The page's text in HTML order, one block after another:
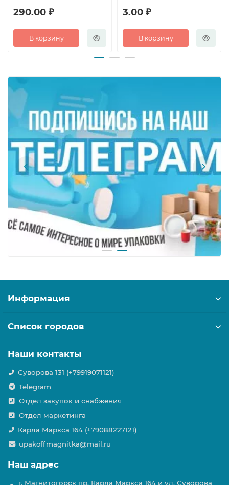
290.00 ₽
В корзину
3.00 ₽
В корзину
Информация
Список городов
Наши контакты
Суворова 131 (+79919071121)
Telegram
Отдел закупок и снабжения
Отдел маркетинга
Карла Маркса 164 (+79088227121)
upakoffmagnitka@mail.ru
Наш адрес
г. Магнитогорск пр. Карла Маркса 164 и ул. Суворова